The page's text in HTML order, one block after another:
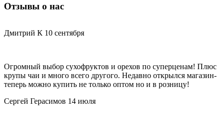
Отзывы о нас
Дмитрий К 10 сентября
Огромный выбор сухофруктов и орехов по суперценам! Плюс
крупы чаи и много всего другого. Недавно открылся магазин-
теперь можно купить не только оптом но и в розницу!
Сергей Герасимов 14 июля